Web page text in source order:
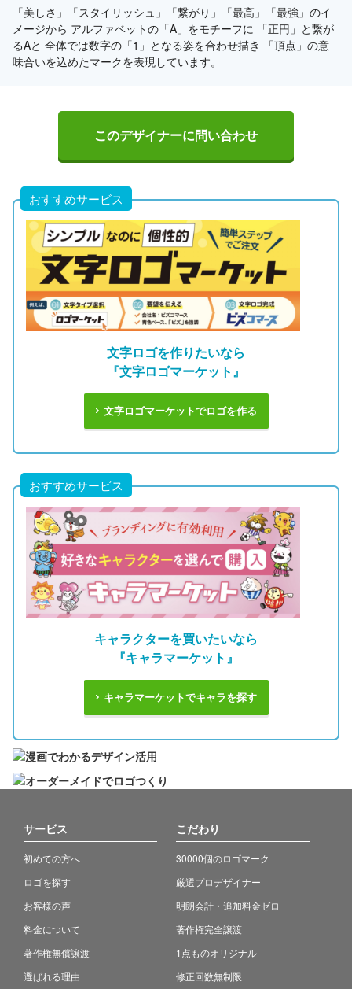
「美しさ」「スタイリッシュ」「繋がり」「最高」「最強」のイ
メージから アルファベットの「A」をモチーフに 「正円」と繋が
るAと 全体では数字の「1」となる姿を合わせ描き 「頂点」の意
味合いを込めたマークを表現しています。
このデザイナーに問い合わせ
おすすめサービス
文字ロゴを作りたいなら
『文字ロゴマーケット』
文字ロゴマーケットでロゴを作る
おすすめサービス
キャラクターを買いたいなら
『キャラマーケット』
キャラマーケットでキャラを探す
サービス
初めての方へ
ロゴを探す
お客様の声
料金について
著作権無償譲渡
選ばれる理由
こだわり
30000個のロゴマーク
厳選プロデザイナー
明朗会計・追加料金ゼロ
著作権完全譲渡
1点ものオリジナル
修正回数無制限